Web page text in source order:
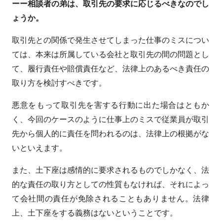
ーー相談者の弟は、取引先の要求に応じるべきなのでし
ょうか。
取引先との関係で発生させてしまった仕事のミスについ
ては、本来は所属している会社と取引先の間の問題とし
て、履行責任や賠償責任など、法律上のあるべき責任の
取り方を検討すべきです。
悪意をもって取引先を害する行動に出た場合はともか
く、今回のケースのように仕事上のミスで従業員が取引
先から個人的に責任を問われるのは、法律上の根拠がな
いといえます。
また、土下座は感情的に要求されるものでしかなく、法
的な責任の取り方としての性質もなければ、それによっ
て会社間の責任が免除されることもありません。法律
上、土下座をする義務はないということです。